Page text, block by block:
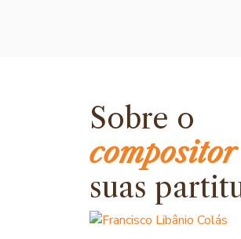
Sobre o
compositor
suas